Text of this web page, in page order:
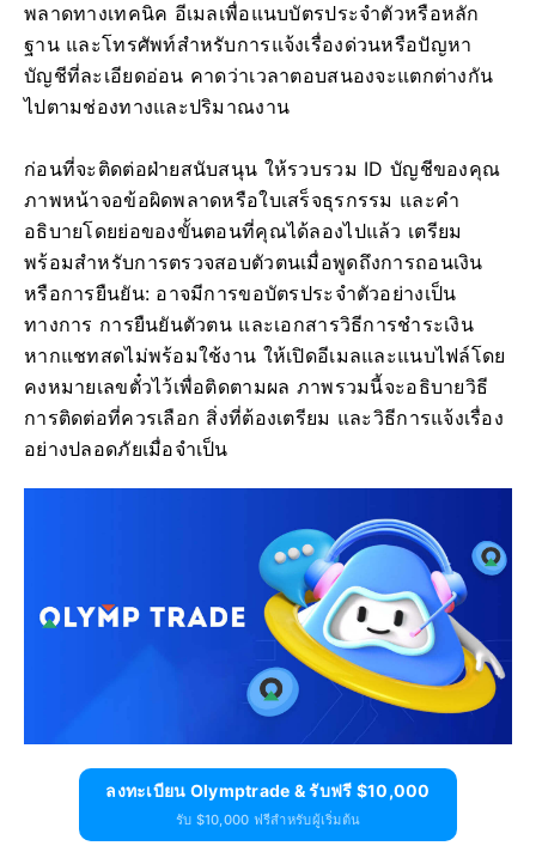
พลาดทางเทคนิค อีเมลเพื่อแนบบัตรประจำตัวหรือหลัก
ฐาน และโทรศัพท์สำหรับการแจ้งเรื่องด่วนหรือปัญหา
บัญชีที่ละเอียดอ่อน คาดว่าเวลาตอบสนองจะแตกต่างกัน
ไปตามช่องทางและปริมาณงาน
ก่อนที่จะติดต่อฝ่ายสนับสนุน ให้รวบรวม ID บัญชีของคุณ
ภาพหน้าจอข้อผิดพลาดหรือใบเสร็จธุรกรรม และคำ
อธิบายโดยย่อของขั้นตอนที่คุณได้ลองไปแล้ว เตรียม
พร้อมสำหรับการตรวจสอบตัวตนเมื่อพูดถึงการถอนเงิน
หรือการยืนยัน: อาจมีการขอบัตรประจำตัวอย่างเป็น
ทางการ การยืนยันตัวตน และเอกสารวิธีการชำระเงิน
หากแชทสดไม่พร้อมใช้งาน ให้เปิดอีเมลและแนบไฟล์โดย
คงหมายเลขตั๋วไว้เพื่อติดตามผล ภาพรวมนี้จะอธิบายวิธี
การติดต่อที่ควรเลือก สิ่งที่ต้องเตรียม และวิธีการแจ้งเรื่อง
อย่างปลอดภัยเมื่อจำเป็น
ลงทะเบียน Olymptrade & รับฟรี $10,000
รับ $10,000 ฟรีสำหรับผู้เริ่มต้น